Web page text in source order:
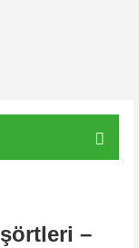
–